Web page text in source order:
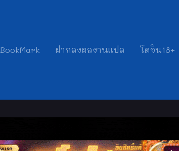
BookMark ฝากลงผลงานแปล โดจิน18+